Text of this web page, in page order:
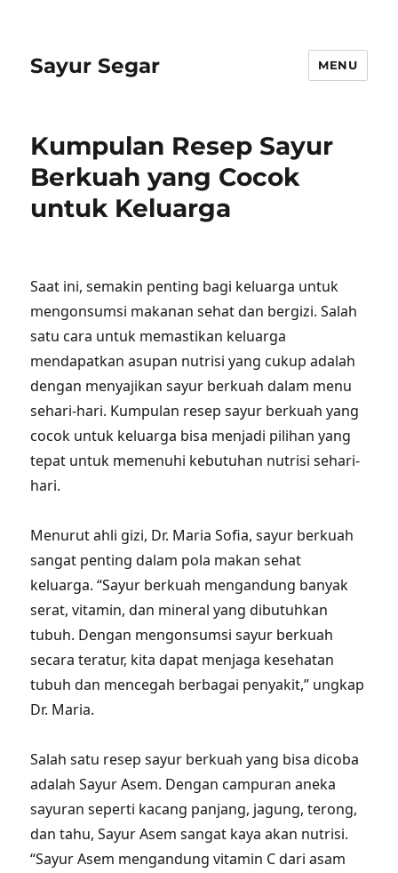
Sayur Segar MENU
Kumpulan Resep Sayur
Berkuah yang Cocok
untuk Keluarga
Saat ini, semakin penting bagi keluarga untuk
mengonsumsi makanan sehat dan bergizi. Salah
satu cara untuk memastikan keluarga
mendapatkan asupan nutrisi yang cukup adalah
dengan menyajikan sayur berkuah dalam menu
sehari-hari. Kumpulan resep sayur berkuah yang
cocok untuk keluarga bisa menjadi pilihan yang
tepat untuk memenuhi kebutuhan nutrisi sehari-
hari.
Menurut ahli gizi, Dr. Maria Sofia, sayur berkuah
sangat penting dalam pola makan sehat
keluarga. “Sayur berkuah mengandung banyak
serat, vitamin, dan mineral yang dibutuhkan
tubuh. Dengan mengonsumsi sayur berkuah
secara teratur, kita dapat menjaga kesehatan
tubuh dan mencegah berbagai penyakit,” ungkap
Dr. Maria.
Salah satu resep sayur berkuah yang bisa dicoba
adalah Sayur Asem. Dengan campuran aneka
sayuran seperti kacang panjang, jagung, terong,
dan tahu, Sayur Asem sangat kaya akan nutrisi.
“Sayur Asem mengandung vitamin C dari asam